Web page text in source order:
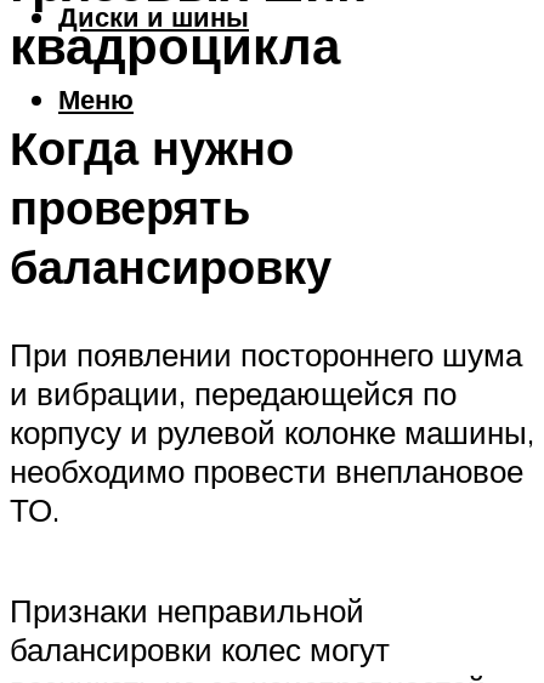
Диски и шины
Меню
квадроцикла
Когда нужно
проверять
балансировку
При появлении постороннего шума
и вибрации, передающейся по
корпусу и рулевой колонке машины,
необходимо провести внеплановое
ТО.
Признаки неправильной
балансировки колес могут